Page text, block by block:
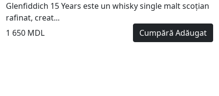
Glenfiddich 15 Years este un whisky single malt scoțian
rafinat, creat...
1 650 MDL
Cumpără Adăugat